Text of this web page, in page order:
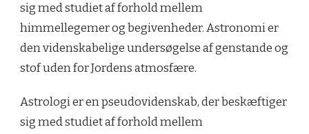
sig med studiet af forhold mellem
himmellegemer og begivenheder. Astronomi er
den videnskabelige undersøgelse af genstande og
stof uden for Jordens atmosfære.
Astrologi er en pseudovidenskab, der beskæftiger
sig med studiet af forhold mellem